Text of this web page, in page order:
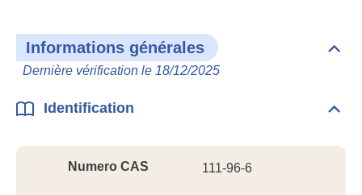
Informations générales
Dernière vérification le 18/12/2025
Identification
Numero CAS 111-96-6